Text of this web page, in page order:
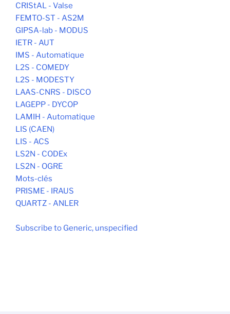
CRIStAL - Valse
FEMTO-ST - AS2M
GIPSA-lab - MODUS
IETR - AUT
IMS - Automatique
L2S - COMEDY
L2S - MODESTY
LAAS-CNRS - DISCO
LAGEPP - DYCOP
LAMIH - Automatique
LIS (CAEN)
LIS - ACS
LS2N - CODEx
LS2N - OGRE
Mots-clés
PRISME - IRAUS
QUARTZ - ANLER
Subscribe to Generic, unspecified